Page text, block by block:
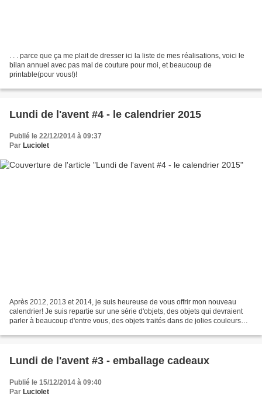
. . . parce que ça me plait de dresser ici la liste de mes réalisations, voici le
bilan annuel avec pas mal de couture pour moi, et beaucoup de
printable(pour vous!)!
Lundi de l'avent #4 - le calendrier 2015
Publié le 22/12/2014 à 09:37
Par Luciolet
Après 2012, 2013 et 2014, je suis heureuse de vous offrir mon nouveau
calendrier! Je suis repartie sur une série d'objets, des objets qui devraient
parler à beaucoup d'entre vous, des objets traités dans de jolies couleurs
Lundi de l'avent #3 - emballage cadeaux
Publié le 15/12/2014 à 09:40
Par Luciolet